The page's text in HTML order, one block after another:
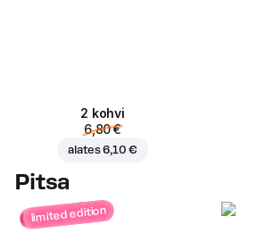
2 kohvi
6,80 €
alates6,10 €
Pitsa
limited edition